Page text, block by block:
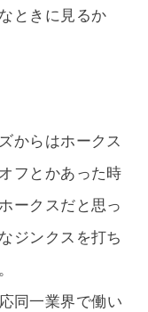
ときに見るか
からはホークス
フとかあった時
ークスだと思っ
ジンクスを打ち
同一業界で働い